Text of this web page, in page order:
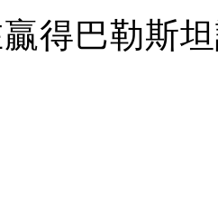
得巴勒斯